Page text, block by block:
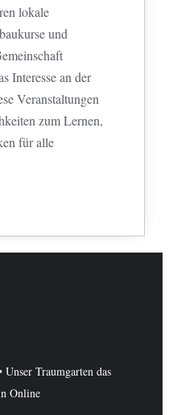
lokale
und
Interesse an der
Veranstaltungen
zum Lernen,
für alle
Traumgarten das
Online